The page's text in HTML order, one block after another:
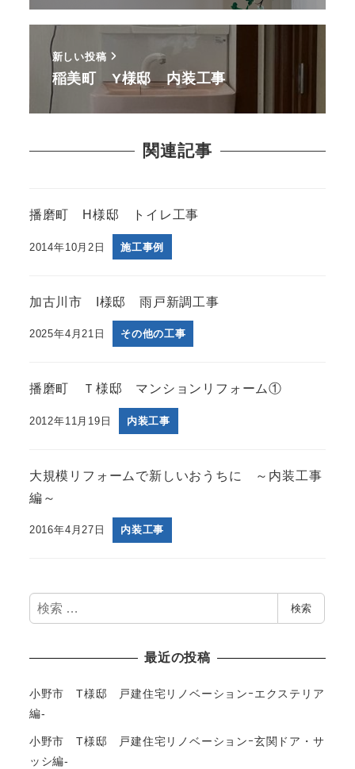
新しい投稿
稲美町 Y様邸 内装工事
関連記事
播磨町 H様邸 トイレ工事
2014年10月2日 施工事例
加古川市 I様邸 雨戸新調工事
2025年4月21日 その他の工事
播磨町 Ｔ様邸 マンションリフォーム①
2012年11月19日 内装工事
大規模リフォームで新しいおうちに ～内装工事
編～
2016年4月27日 内装工事
検
索
検索
最近の投稿
小野市 T様邸 戸建住宅リノベーションｰエクステリア
編-
小野市 T様邸 戸建住宅リノベーションｰ玄関ドア・サ
ッシ編-